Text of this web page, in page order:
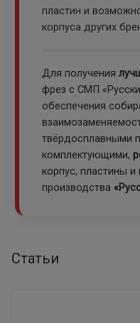
пластин и
корпуса других
Для получения
фрез с СМП
обеспечения
твёрдосплавными
комплектующими,
корпус, пластины
производства
Статьи